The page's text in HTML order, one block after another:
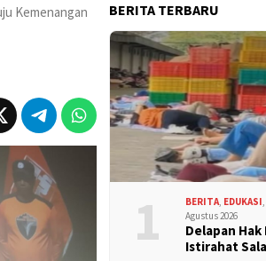
Kemenangan
BERITA TERBARU
1 BERITA EDUKASI
Agustus 2026
Delapan
Istirahat